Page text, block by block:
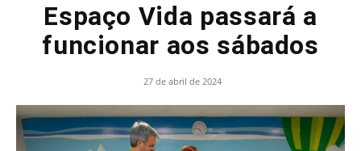
Espaço Vida passará a
funcionar aos sábados
27 de abril de 2024